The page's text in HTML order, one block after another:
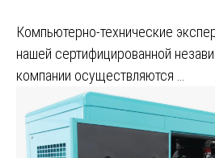
Компьютерно-технические
нашей сертифицированной
компании осуществляются …